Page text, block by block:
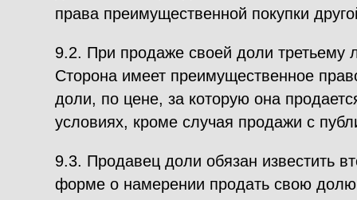
права преимущественной покупки
9.2. При продаже своей доли третьему
Сторона имеет преимущественное
доли, по цене, за которую она
условиях, кроме случая продажи с
9.3. Продавец доли обязан известить
форме о намерении продать свою долю